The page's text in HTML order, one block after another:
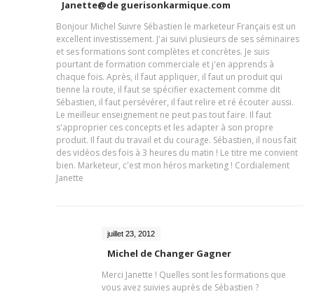
Janette@de guerisonkarmique.com
Bonjour Michel Suivre Sébastien le marketeur Français est un
excellent investissement. J'ai suivi plusieurs de ses séminaires
et ses formations sont complètes et concrètes. Je suis
pourtant de formation commerciale et j'en apprends à
chaque fois. Après, il faut appliquer, il faut un produit qui
tienne la route, il faut se spécifier exactement comme dit
Sébastien, il faut persévérer, il faut relire et ré écouter aussi.
Le meilleur enseignement ne peut pas tout faire. Il faut
s'approprier ces concepts et les adapter à son propre
produit. Il faut du travail et du courage. Sébastien, il nous fait
des vidéos des fois à 3 heures du matin ! Le titre me convient
bien. Marketeur, c'est mon héros marketing ! Cordialement
Janette
juillet 23, 2012
Michel de Changer Gagner
Merci Janette ! Quelles sont les formations que
vous avez suivies auprès de Sébastien ?